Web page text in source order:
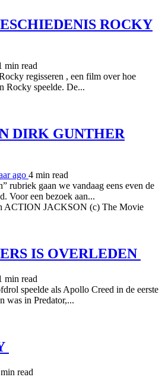
ROCKY
min read
regisseren , een film over hoe
Rocky speelde. De...
DIRK GUNTHER
ago 4 min read
rubriek gaan we vandaag eens even de
Voor een bezoek aan...
IS OVERLEDEN
min read
speelde als Apollo Creed in de eerste
was in Predator,...
read